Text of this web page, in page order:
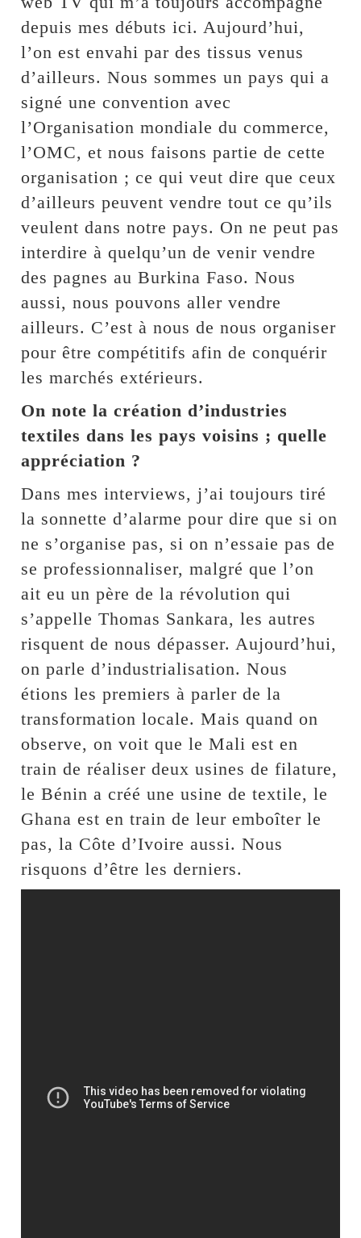
depuis mes débuts ici. Aujourd’hui,
l’on est envahi par des tissus venus
d’ailleurs. Nous sommes un pays qui a
signé une convention avec
l’Organisation mondiale du commerce,
l’OMC, et nous faisons partie de cette
organisation ; ce qui veut dire que ceux
d’ailleurs peuvent vendre tout ce qu’ils
veulent dans notre pays. On ne peut pas
interdire à quelqu’un de venir vendre
des pagnes au Burkina Faso. Nous
aussi, nous pouvons aller vendre
ailleurs. C’est à nous de nous organiser
pour être compétitifs afin de conquérir
les marchés extérieurs.
On note la création d’industries
textiles dans les pays voisins ; quelle
appréciation ?
Dans mes interviews, j’ai toujours tiré
la sonnette d’alarme pour dire que si on
ne s’organise pas, si on n’essaie pas de
se professionnaliser, malgré que l’on
ait eu un père de la révolution qui
s’appelle Thomas Sankara, les autres
risquent de nous dépasser. Aujourd’hui,
on parle d’industrialisation. Nous
étions les premiers à parler de la
transformation locale. Mais quand on
observe, on voit que le Mali est en
train de réaliser deux usines de filature,
le Bénin a créé une usine de textile, le
Ghana est en train de leur emboîter le
pas, la Côte d’Ivoire aussi. Nous
risquons d’être les derniers.